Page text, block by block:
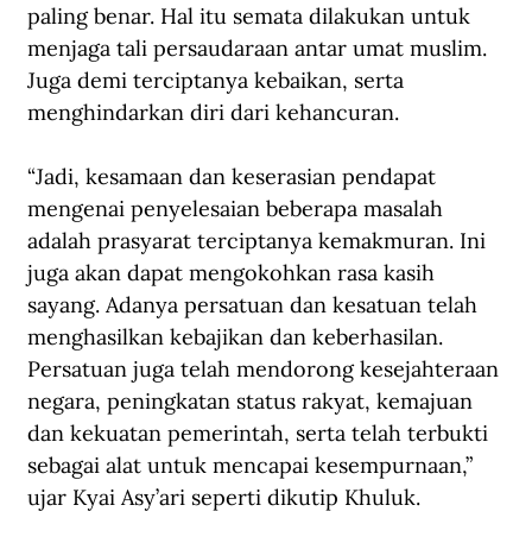
paling benar. Hal itu semata dilakukan untuk
menjaga tali persaudaraan antar umat muslim.
Juga demi terciptanya kebaikan, serta
menghindarkan diri dari kehancuran.
“Jadi, kesamaan dan keserasian pendapat
mengenai penyelesaian beberapa masalah
adalah prasyarat terciptanya kemakmuran. Ini
juga akan dapat mengokohkan rasa kasih
sayang. Adanya persatuan dan kesatuan telah
menghasilkan kebajikan dan keberhasilan.
Persatuan juga telah mendorong kesejahteraan
negara, peningkatan status rakyat, kemajuan
dan kekuatan pemerintah, serta telah terbukti
sebagai alat untuk mencapai kesempurnaan,”
ujar Kyai Asy’ari seperti dikutip Khuluk.